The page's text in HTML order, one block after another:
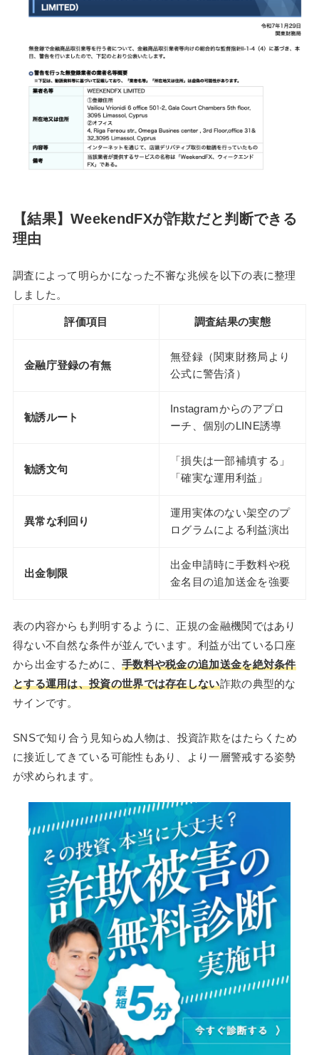
【結果】WeekendFXが詐欺だと判断できる
理由
調査によって明らかになった不審な兆候を以下の表に整理
しました。
評価項目 調査結果の実態
金融庁登録の有無
無登録（関東財務局より
公式に警告済）
勧誘ルート
Instagramからのアプロ
ーチ、個別のLINE誘導
勧誘文句
「損失は一部補填する」
「確実な運用利益」
異常な利回り
運用実体のない架空のプ
ログラムによる利益演出
出金制限
出金申請時に手数料や税
金名目の追加送金を強要
表の内容からも判明するように、正規の金融機関ではあり
得ない不自然な条件が並んでいます。利益が出ている口座
から出金するために、 手数料や税金の追加送金を絶対条件
とする運用は、投資の世界では存在しない詐欺の典型的な
サインです。
SNSで知り合う見知らぬ人物は、投資詐欺をはたらくため
に接近してきている可能性もあり、より一層警戒する姿勢
が求められます。